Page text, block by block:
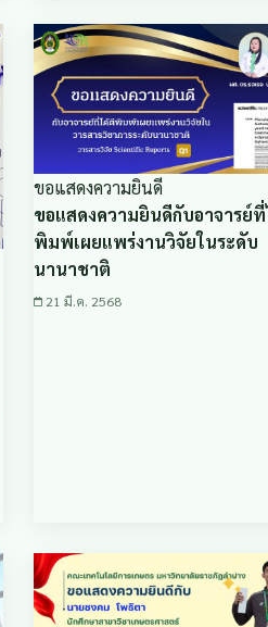
ขอแสดงความยินดี
ขอแสดงความยินดีกับอาจารย์
พิมพ์เผยแพร่งานวิจัยในระดับ
นานาชาติ
21 มี.ค. 2568